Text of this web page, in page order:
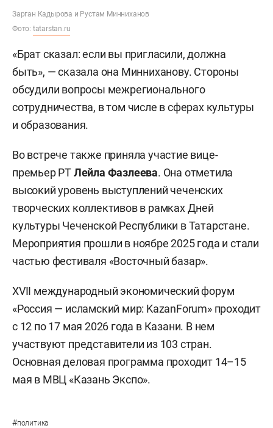
Зарган Кадырова и Рустам Минниханов
Фото: tatarstan.ru
«Брат сказал: если вы пригласили, должна
быть», — сказала она Минниханову. Стороны
обсудили вопросы межрегионального
сотрудничества, в том числе в сферах культуры
и образования.
Во встрече также приняла участие вице-
премьер РТЛейла Фазлеева. Она отметила
высокий уровень выступлений чеченских
творческих коллективов в рамках Дней
культуры Чеченской Республики в Татарстане.
Мероприятия прошли в ноябре 2025 года и стали
частью фестиваля «Восточный базар».
XVII международный экономический форум
«Россия — исламский мир: KazanForum» проходит
с 12 по 17 мая 2026 года в Казани. В нем
участвуют представители из 103 стран.
Основная деловая программа проходит 14–15
мая в МВЦ «Казань Экспо».
#политика